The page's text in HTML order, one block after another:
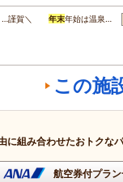
…謹賀＼ 年末年始は温泉…
この施
に組み合わせたおトクな
航空券付プラ